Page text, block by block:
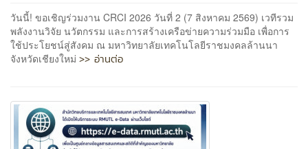
วันนี้! ขอเชิญร่วมงาน CRCI 2026 วันที่ 2 (7 สิงหาคม 2569) เวทีรวม
พลังงานวิจัย นวัตกรรม และการสร้างเครือข่ายความร่วมมือ เพื่อการ
ใช้ประโยชน์สู่สังคม ณ มหาวิทยาลัยเทคโนโลยีราชมงคลล้านนา
จังหวัดเชียงใหม่ >> อ่านต่อ